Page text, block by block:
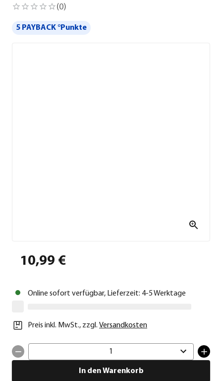
(0)
5 PAYBACK °Punkte
10,99 €
Online sofort verfügbar, Lieferzeit: 4-5 Werktage
Preis inkl. MwSt., zzgl. Versandkosten
1
In den Warenkorb